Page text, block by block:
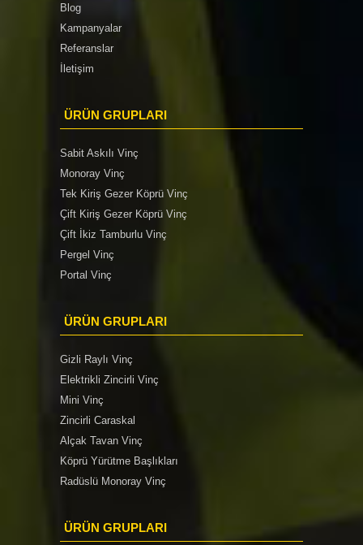
Blog
Kampanyalar
Referanslar
İletişim
ÜRÜN GRUPLARI
Sabit Askılı Vinç
Monoray Vinç
Tek Kiriş Gezer Köprü Vinç
Çift Kiriş Gezer Köprü Vinç
Çift İkiz Tamburlu Vinç
Pergel Vinç
Portal Vinç
ÜRÜN GRUPLARI
Gizli Raylı Vinç
Elektrikli Zincirli Vinç
Mini Vinç
Zincirli Caraskal
Alçak Tavan Vinç
Köprü Yürütme Başlıkları
Radüslü Monoray Vinç
ÜRÜN GRUPLARI